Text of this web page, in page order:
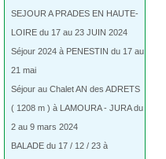
SEJOUR A PRADES EN HAUTE-
LOIRE du 17 au 23 JUIN 2024
Séjour 2024 à PENESTIN du 17 au
21 mai
Séjour au Chalet AN des ADRETS
( 1208 m ) à LAMOURA - JURA du
2 au 9 mars 2024
BALADE du 17 / 12 / 23 à